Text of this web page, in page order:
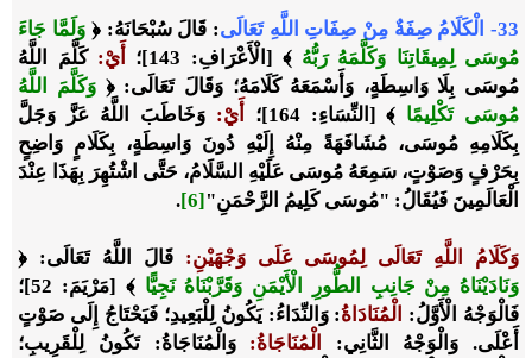
33- الْكَلَامُ صِفَةٌ مِنْ صِفَاتِ اللَّهِ تَعَالَى : قَالَ سُبْحَانَهُ: ﴿ وَلَمَّا جَاءَ
مُوسَى لِمِيقَاتِنَا وَكَلَّمَهُ رَبُّهُ ﴾ [الْأَعْرَافِ: 143]؛ أَيْ: كَلَّمَ اللَّهُ
مُوسَى بِلَا وَاسِطَةٍ، وَأَسْمَعَهُ كَلَامَهُ؛ وَقَالَ تَعَالَى: ﴿ وَكَلَّمَ اللَّهُ
مُوسَى تَكْلِيمًا ﴾ [النِّسَاءِ: 164]؛ أَيْ: وَخَاطَبَ اللَّهُ عَزَّ وَجَلَّ
بِكَلَامِهِ مُوسَى، مُشَافَهَةً مِنْهُ إِلَيْهِ دُونَ وَاسِطَةٍ، بِكَلَامٍ وَاضِحٍ
بِحَرْفٍ وَصَوْتٍ، سَمِعَهُ مُوسَى عَلَيْهِ السَّلَامُ، حَتَّى اشْتُهِرَ بِهَذَا عِنْدَ
الْعَالَمِينَ فَيُقَالُ: "مُوسَى كَلِيمُ الرَّحْمَنِ"[6]
.
وَكَلَامُ اللَّهِ تَعَالَى لِمُوسَى عَلَى وَجْهَيْنِ: قَالَ اللَّهُ تَعَالَى: ﴿
وَنَادَيْنَاهُ مِنْ جَانِبِ الطُّورِ الْأَيْمَنِ وَقَرَّبْنَاهُ نَجِيًّا
﴾ [مَرْيَمَ: 52]؛
فَالْوَجْهُ الْأَوَّلُ: الْمُنَادَاةُ: وَالنِّدَاءُ: يَكُونُ لِلْبَعِيدِ؛ فَيَحْتَاجُ إِلَى صَوْتٍ
أَعْلَى. وَالْوَجْهُ الثَّانِي:
الْمُنَاجَاةُ: وَالْمُنَاجَاةُ: تَكُونُ لِلْقَرِيبِ؛